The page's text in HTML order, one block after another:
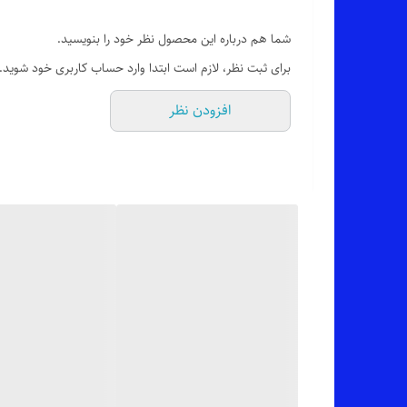
💯 ضمانت: بدون پرز شدن، آبرفت، سوراخ شدن فاق، رنگ
شما هم درباره این محصول نظر خود را بنویسید.
برای ثبت نظر، لازم است ابتدا وارد حساب کاربری خود شوید.
افزودن نظر